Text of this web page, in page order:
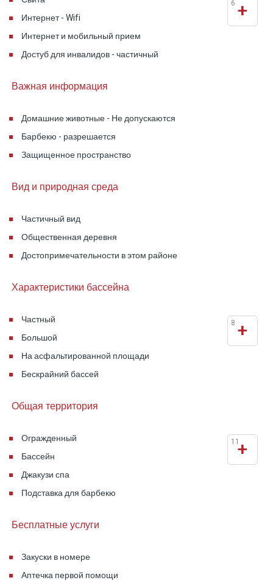
Интернет - Wifi
Интернет и мобильный прием
Достуб для инвалидов - частичный
+
6
Важная информация
Домашние животные - Не допускаются
Барбекю - разрешается
Защищенное пространство
Вид и природная среда
Частичный вид
Общественная деревня
Достопримечательности в этом районе
Характеристики бассейна
Частный
Большой
На асфальтированной площади
Бескрайний бассей
+
8
Общая территория
Огражденный
Бассейн
Джакузи спа
Подставка для барбекю
+
11
Бесплатные услуги
Закуски в номере
Аптечка первой помощи